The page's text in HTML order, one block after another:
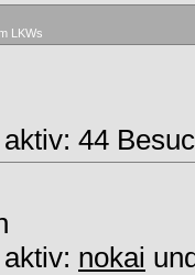
LKWs
44
nokai